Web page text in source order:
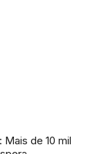
de 10 mil